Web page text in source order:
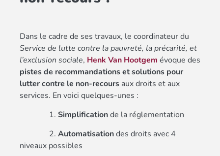
Dans le cadre de ses travaux, le coordinateur du
Service de lutte contre la pauvreté, la précarité, et
l’exclusion sociale, Henk Van Hootgem évoque des
pistes de recommandations et solutions pour
lutter contre le non-recours aux droits et aux
services. En voici quelques-unes :
1. Simplificationde la réglementation
2. Automatisationdes droits avec 4
niveaux possibles